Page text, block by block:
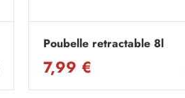
Poubelle retractable 8l
7,99 €